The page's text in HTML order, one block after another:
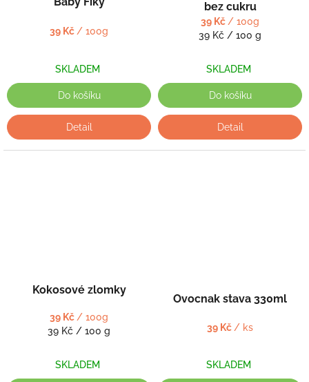
39 Kč / 100g
SKLADEM
Do košíku
Detail
bez cukru
39 Kč / 100g
Měrná
39 Kč / 100 g
SKLADEM
Do košíku
Detail
Kokosové zlomky
39 Kč / 100g
Měrná
39 Kč / 100 g
SKLADEM
Ovocnak stava 330ml
39 Kč / ks
SKLADEM